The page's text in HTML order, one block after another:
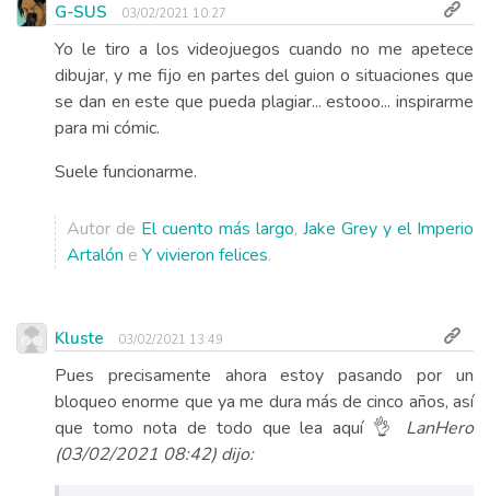
G-SUS 03/02/2021 10:27
Yo le tiro a los videojuegos cuando no me apetece
dibujar, y me fijo en partes del guion o situaciones que
se dan en este que pueda plagiar... estooo... inspirarme
para mi cómic.
Suele funcionarme.
Autor de El cuento más largo, Jake Grey y el Imperio
Artalón e Y vivieron felices.
Kluste 03/02/2021 13:49
Pues precisamente ahora estoy pasando por un
bloqueo enorme que ya me dura más de cinco años, así
que tomo nota de todo que lea aquí 👌 LanHero
(03/02/2021 08:42) dijo: